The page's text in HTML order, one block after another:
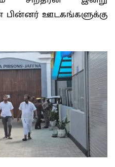
பின்னர் ஊடகங்களுக்கு